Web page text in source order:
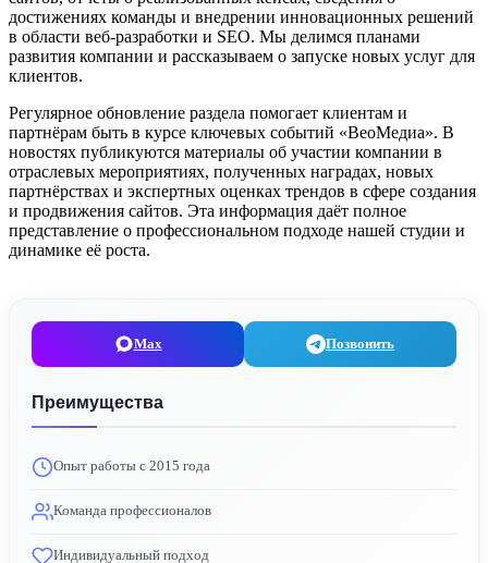
достижениях команды и внедрении инновационных решений
в области веб‑разработки и SEO. Мы делимся планами
развития компании и рассказываем о запуске новых услуг для
клиентов.
Регулярное обновление раздела помогает клиентам и
партнёрам быть в курсе ключевых событий «ВеоМедиа». В
новостях публикуются материалы об участии компании в
отраслевых мероприятиях, полученных наградах, новых
партнёрствах и экспертных оценках трендов в сфере создания
и продвижения сайтов. Эта информация даёт полное
представление о профессиональном подходе нашей студии и
динамике её роста.
Max Позвонить
Преимущества
Опыт работы с 2015 года
Команда профессионалов
Индивидуальный подход